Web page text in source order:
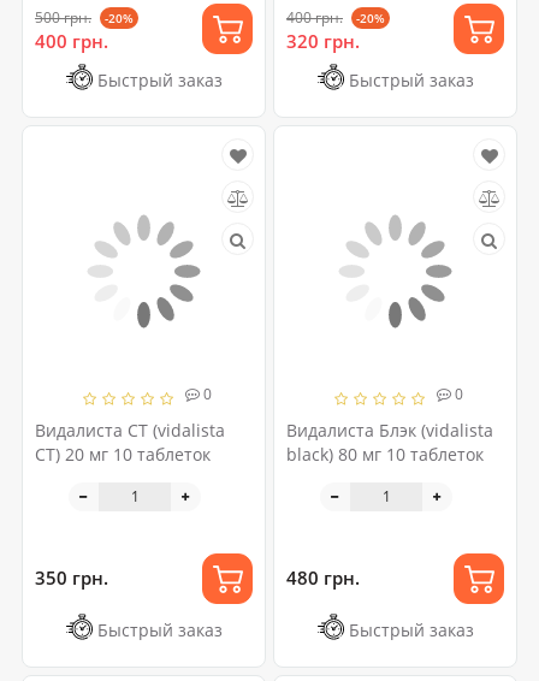
500 грн. -20%
400 грн.
Быстрый заказ
400 грн. -20%
320 грн.
Быстрый заказ
0
Видалиста CT (vidalista
CT) 20 мг 10 таблеток
350 грн.
Быстрый заказ
0
Видалиста Блэк (vidalista
black) 80 мг 10 таблеток
480 грн.
Быстрый заказ